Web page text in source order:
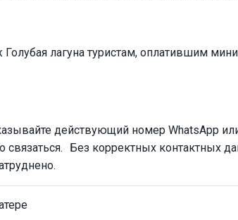
Голубая лагуна туристам, оплатившим
действующий номер WhatsApp
Без корректных контактных